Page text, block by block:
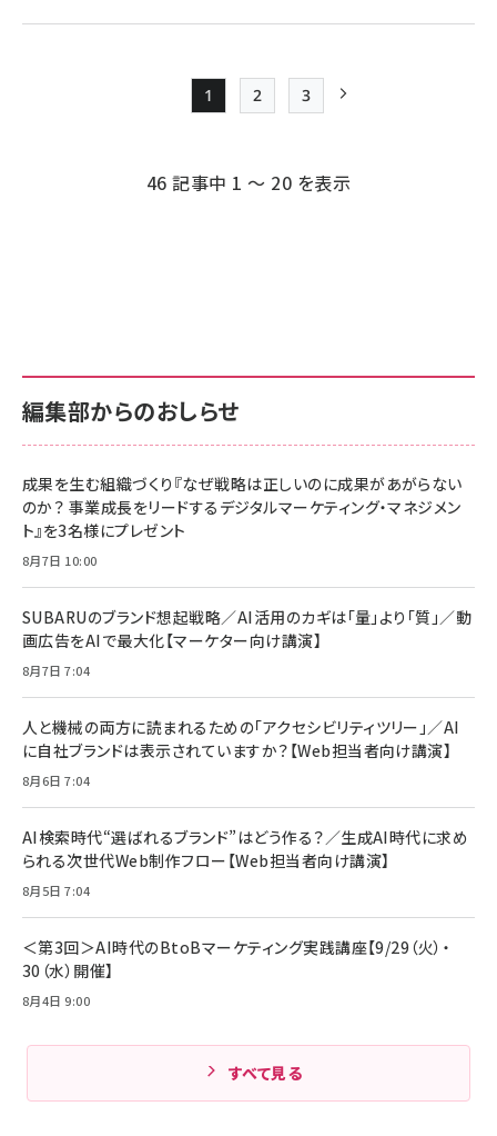
ジ
Page
1
Page
2
Page
3
46 記事中 1 ～ 20 を表示
編集部からのおしらせ
成果を生む組織づくり『なぜ戦略は正しいのに成果があがらない
のか？ 事業成長をリードするデジタルマーケティング・マネジメン
ト』を3名様にプレゼント
8月7日 10:00
SUBARUのブランド想起戦略／AI活用のカギは「量」より「質」／動
画広告をAIで最大化【マーケター向け講演】
8月7日 7:04
人と機械の両方に読まれるための「アクセシビリティツリー」／AI
に自社ブランドは表示されていますか？【Web担当者向け講演】
8月6日 7:04
AI検索時代“選ばれるブランド”はどう作る？／生成AI時代に求め
られる次世代Web制作フロー【Web担当者向け講演】
8月5日 7:04
＜第3回＞AI時代のBtoBマーケティング実践講座【9/29（火）・
30（水）開催】
8月4日 9:00
すべて見る